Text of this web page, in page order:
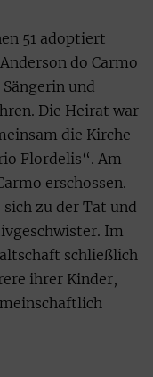
51 adoptiert
do Carmo
und
Die Heirat war
die Kirche
Flordelis“. Am
erschossen.
zu der Tat und
Im
schließlich
ihrer Kinder,